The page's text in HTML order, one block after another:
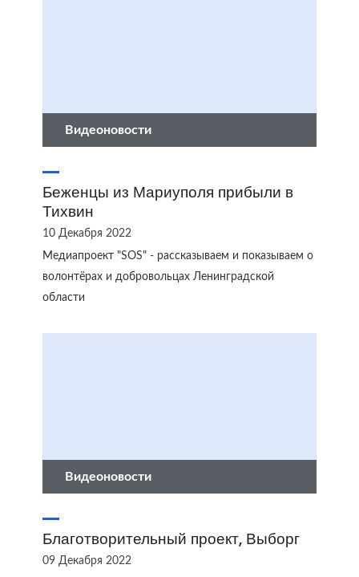
Видеоновости
Беженцы из Мариуполя прибыли в
Тихвин
10 Декабря 2022
Медиапроект "SOS" - рассказываем и показываем о
волонтёрах и добровольцах Ленинградской
области
Видеоновости
Благотворительный проект, Выборг
09 Декабря 2022